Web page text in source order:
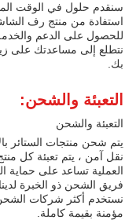
سنقدم حلول في الوقت
استفادة من منتج رف
للحصول على الدعم والخدمة
نتطلع إلى مساعدتك على
بك.
التعبئة والشحن:
التعبئة والشحن
يتم شحن منتجات الستائر
نقل آمن ، يتم تعبئة كل
العملية تساعد على حماية
فريق الشحن ذو الخبرة
نستخدم أكثر شركات
مؤمنة بقيمة كاملة.